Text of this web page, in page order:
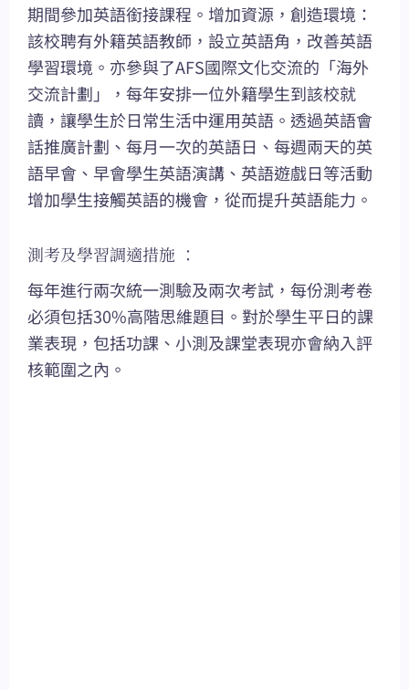
期間參加英語銜接課程。增加資源，創造環境：
該校聘有外籍英語教師，設立英語角，改善英語
學習環境。亦參與了AFS國際文化交流的「海外
交流計劃」，每年安排一位外籍學生到該校就
讀，讓學生於日常生活中運用英語。透過英語會
話推廣計劃、每月一次的英語日、每週兩天的英
語早會、早會學生英語演講、英語遊戲日等活動
增加學生接觸英語的機會，從而提升英語能力。
測考及學習調適措施 ：
每年進行兩次統一測驗及兩次考試，每份測考卷
必須包括30%高階思維題目。對於學生平日的課
業表現，包括功課、小測及課堂表現亦會納入評
核範圍之內。